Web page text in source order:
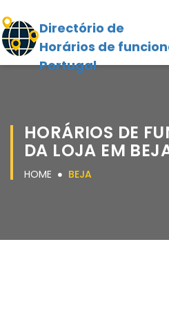
Directório de
Horários de
Portugal
HORÁRIOS DE
DA LOJA EM
HOME BEJA